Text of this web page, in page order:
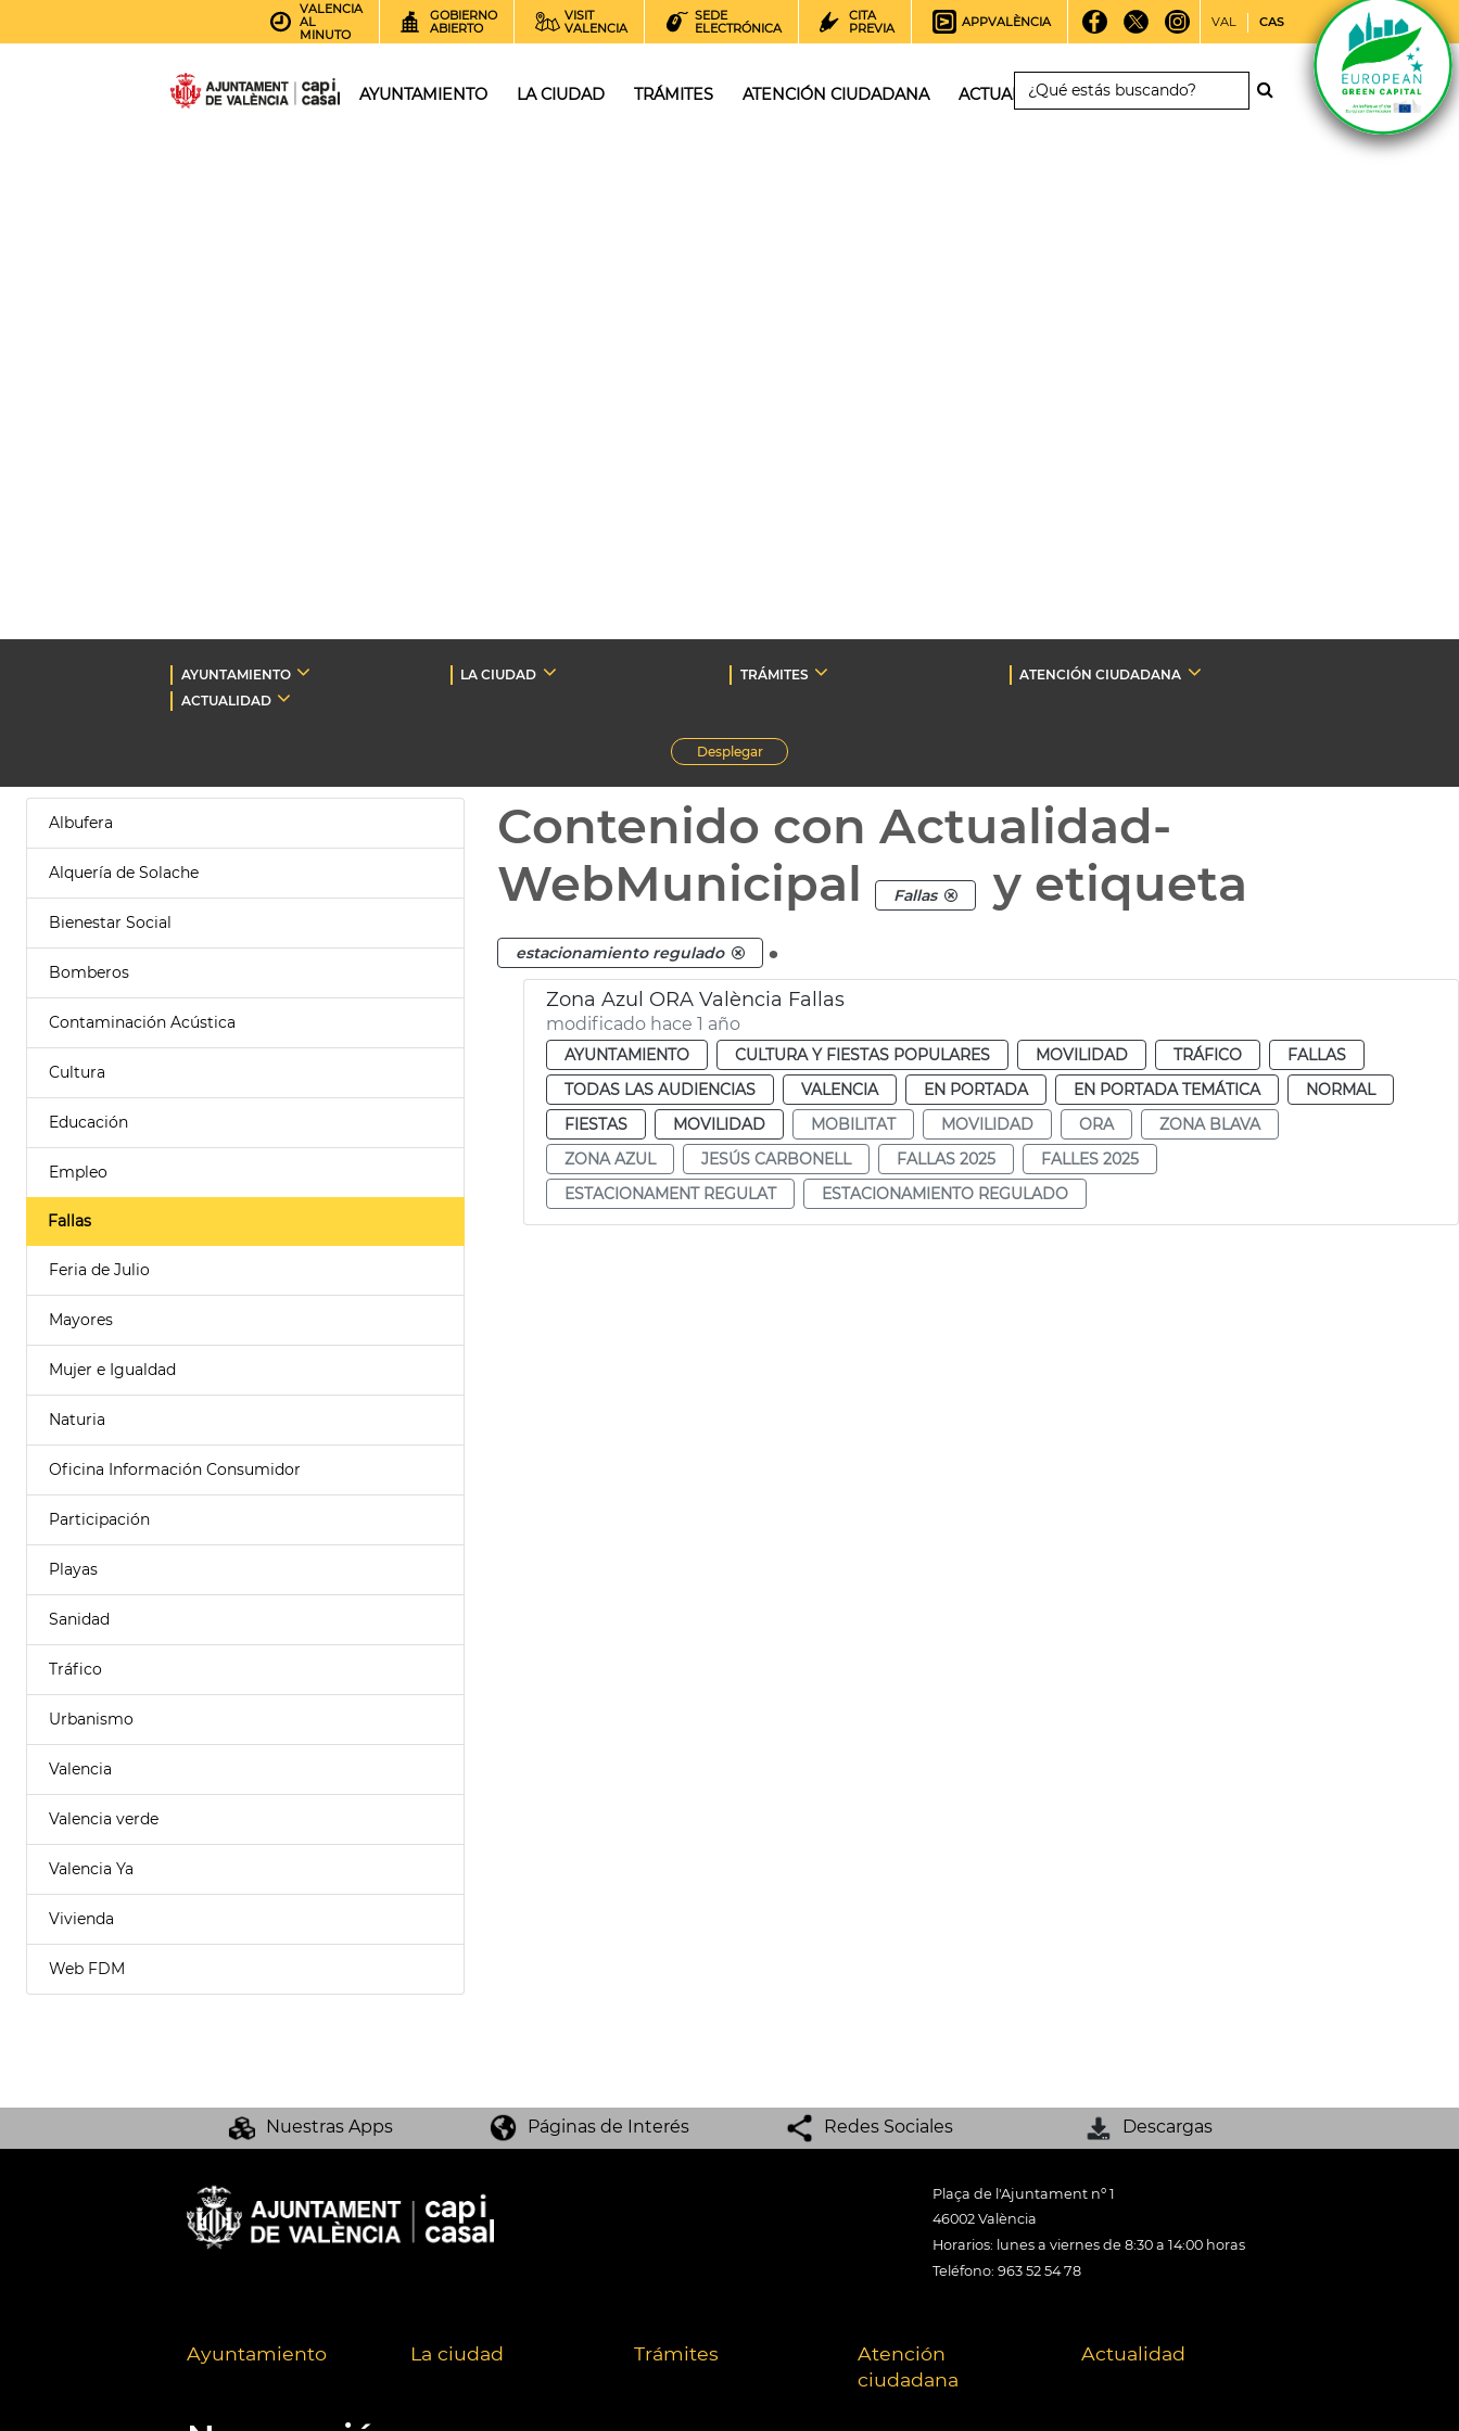
VALENCIA
AL
MINUTO
GOBIERNO
ABIERTO
VISIT
VALENCIA
SEDE
ELECTRÓNICA
CITA
PREVIA
APPVALÈNCIA VAL CAS
AYUNTAMIENTO LA CIUDAD TRÁMITES ATENCIÓN CIUDADANA ACTUALIDAD
AYUNTAMIENTO LA CIUDAD TRÁMITES
ATENCIÓN CIUDADANA
ACTUALIDAD
Desplegar
Albufera
Alquería de Solache
Bienestar Social
Bomberos
Contaminación Acústica
Cultura
Educación
Empleo
Fallas
Feria de Julio
Mayores
Mujer e Igualdad
Naturia
Oficina Información Consumidor
Participación
Playas
Sanidad
Tráfico
Urbanismo
Valencia
Valencia verde
Valencia Ya
Vivienda
Web FDM
Contenido con Actualidad-
WebMunicipal
Fallas y etiqueta
estacionamiento regulado .
Zona Azul ORA València Fallas
modificado hace 1 año
AYUNTAMIENTO CULTURA Y FIESTAS POPULARES MOVILIDAD TRÁFICO
FALLAS
TODAS LAS AUDIENCIAS
VALENCIA EN PORTADA EN PORTADA TEMÁTICA
NORMAL
FIESTAS
MOVILIDAD MOBILITAT MOVILIDAD ORA
ZONA BLAVA
ZONA AZUL
JESÚS CARBONELL FALLAS 2025
FALLES 2025
ESTACIONAMENT REGULAT
ESTACIONAMIENTO REGULADO
Nuestras Apps Páginas de Interés Redes Sociales Descargas
Plaça de l'Ajuntament nº 1
46002 València
Horarios: lunes a viernes de 8:30 a 14:00 horas
Teléfono: 963 52 54 78
Ayuntamiento La ciudad Trámites
Atención
ciudadana
Actualidad